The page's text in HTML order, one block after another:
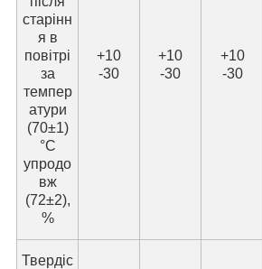
старінн
я в
повітрі
за
темпер
атури
(70±1)
°C
упродо
вж
(72±2),
%
+10
-30
+10
-30
+10
-30
Твердіс